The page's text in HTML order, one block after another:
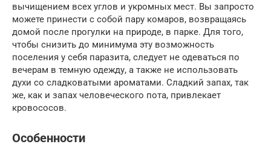
вычищением всех углов и укромных мест. Вы запросто
можете принести с собой пару комаров, возвращаясь
домой после прогулки на природе, в парке. Для того,
чтобы снизить до минимума эту возможность
поселения у себя паразита, следует не одеваться по
вечерам в темную одежду, а также не использовать
духи со сладковатыми ароматами. Сладкий запах, так
же, как и запах человеческого пота, привлекает
кровососов.
Особенности